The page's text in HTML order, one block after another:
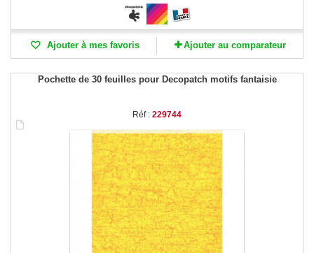
Ajouter à mes favoris Ajouter au comparateur
Pochette de 30 feuilles pour Decopatch motifs fantaisie
Réf : 229744